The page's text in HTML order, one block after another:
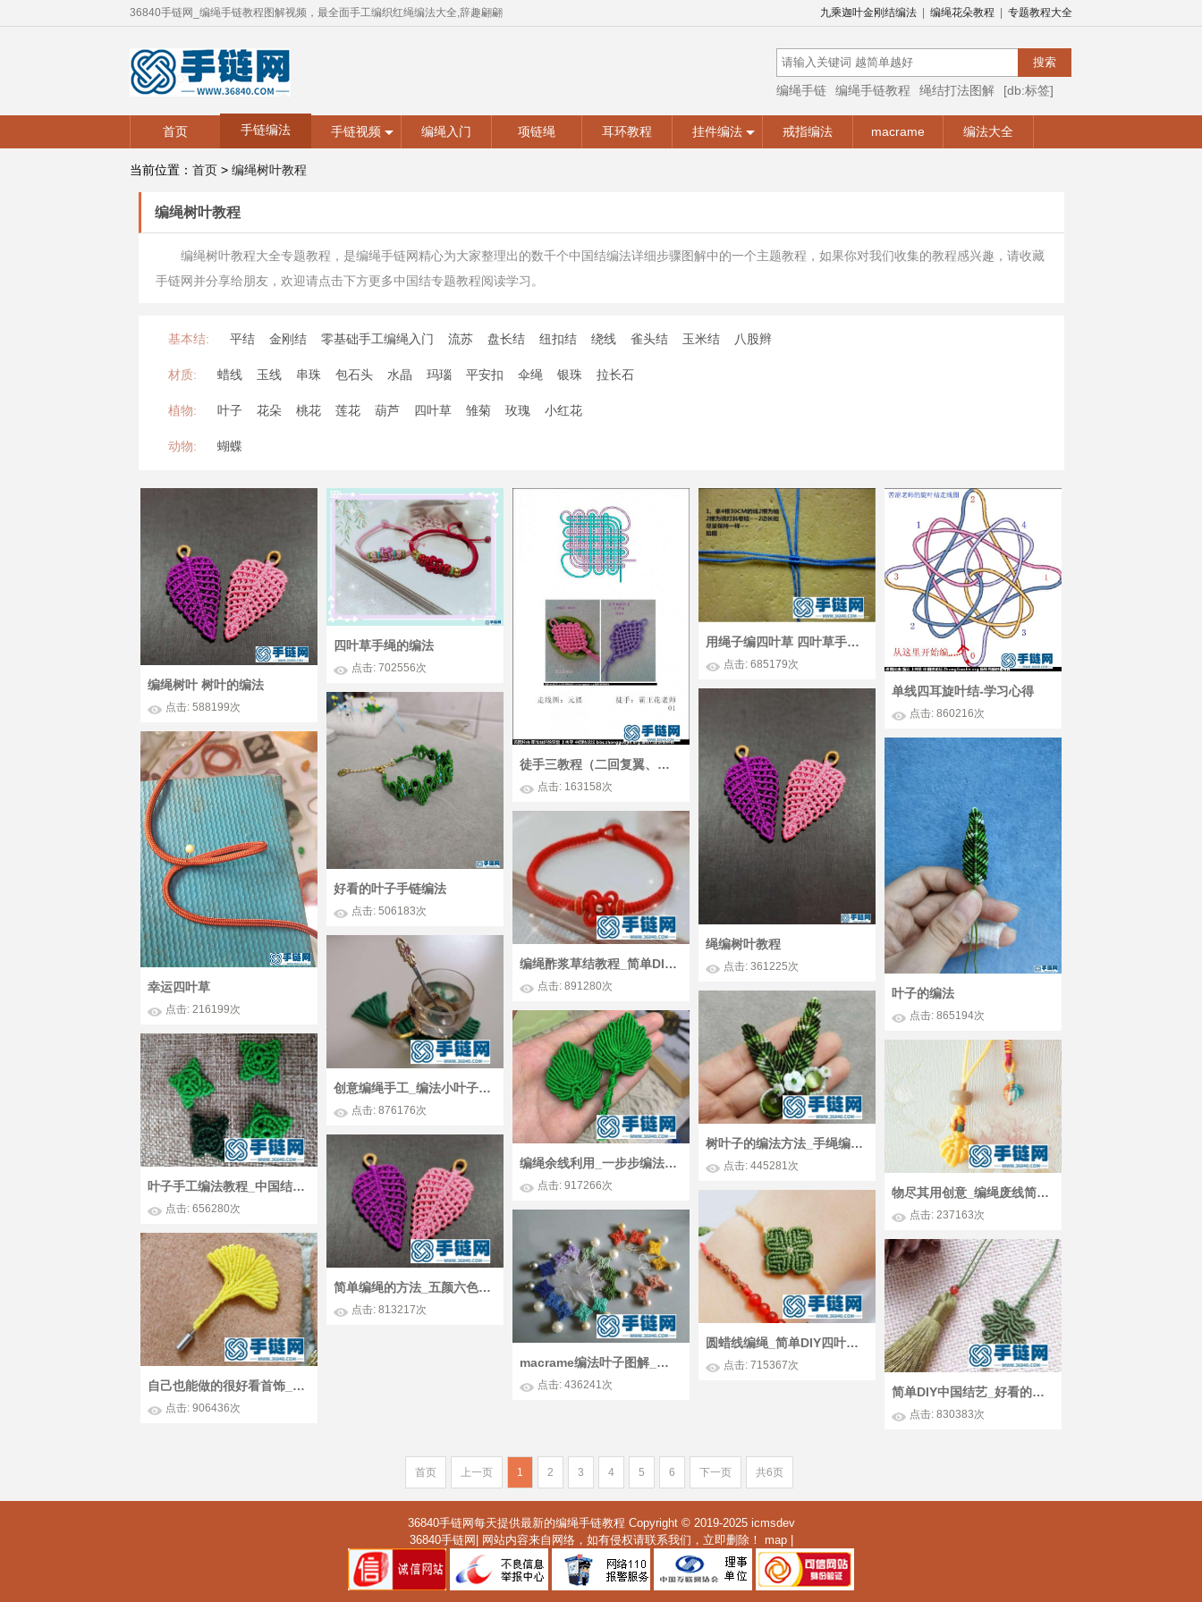
九乘迦叶金刚结编法 编绳花朵教程 专题教程大全
36840手链网_编绳手链教程图解视频，最全面手工编织红绳编法大全,辞趣翩翩
编绳手链 编绳手链教程 绳结打法图解
[db:标签]
首页
手链编法 手链视频 编绳入门 项链绳 耳环教程 挂件编法 戒指编法 macrame 编法大全
当前位置： 首页 > 编绳树叶教程
编绳树叶教程
编绳树叶教程大全专题教程，是编绳手链网精心为大家整理出的数千个中国结编法详细步骤图解中的一个主题教程，如果你对我们收集的教程感兴趣，请收藏
手链网并分享给朋友，欢迎请点击下方更多中国结专题教程阅读学习。
基本结: 平结 金刚结 零基础手工编绳入门 流苏 盘长结 纽扣结 绕线 雀头结 玉米结 八股辫
材质: 蜡线 玉线 串珠 包石头 水晶 玛瑙 平安扣 伞绳 银珠 拉长石
植物: 叶子 花朵 桃花 莲花 葫芦 四叶草 雏菊 玫瑰 小红花
动物: 蝴蝶
编绳树叶 树叶的编法
点击: 588199次
四叶草手绳的编法
点击: 702556次
徒手三教程（二回复翼、叶子、实心五边形）
点击: 163158次
用绳子编四叶草 四叶草手链编法
点击: 685179次
单线四耳旋叶结-学习心得
点击: 860216次
绳编树叶教程
点击: 361225次
好看的叶子手链编法
点击: 506183次
幸运四叶草
点击: 216199次
叶子的编法
点击: 865194次
编绳酢浆草结教程_简单DIY编法绕线四叶草手绳
点击: 891280次
创意编绳手工_编法小叶子杯垫技术图解
点击: 876176次
树叶子的编法方法_手绳编小绿叶方法图解
点击: 445281次
编绳余线利用_一步步编法超简单心形叶子
点击: 917266次
叶子手工编法教程_中国结编绳小小柿子叶
点击: 656280次
物尽其用创意_编绳废线简单DIY编法叶子钥匙圈挂件
点击: 237163次
简单编绳的方法_五颜六色树叶挂件编法教程
点击: 813217次
圆蜡线编绳_简单DIY四叶草幸运草手绳编法图解
点击: 715367次
macrame编法叶子图解_好看的编绳四叶草耳坠怎么做
点击: 436241次
自己也能做的很好看首饰_蜡线编绳银杏叶胸针简单DIY图解
点击: 906436次
简单DIY中国结艺_好看的手编复古风树叶流苏书签
点击: 830383次
首页 上一页 1 2 3 4 5 6 下一页 共6页
36840手链网每天提供最新的编绳手链教程 Copyright © 2019-2025 icmsdev
36840手链网| 网站内容来自网络，如有侵权请联系我们，立即删除！ map|